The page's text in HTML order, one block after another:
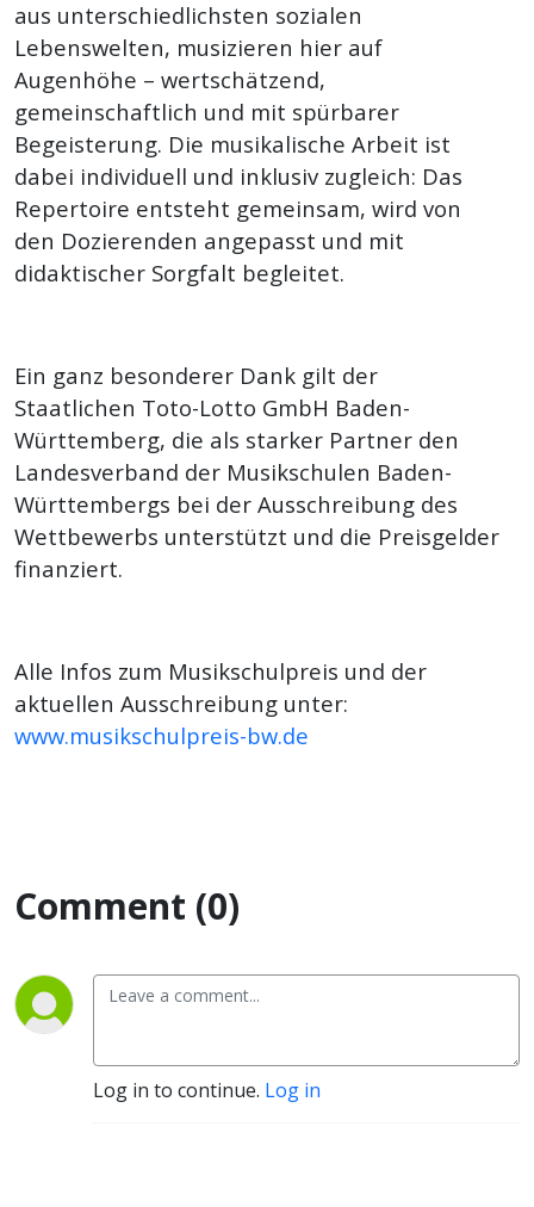
aus unterschiedlichsten sozialen
Lebenswelten, musizieren hier auf
Augenhöhe – wertschätzend,
gemeinschaftlich und mit spürbarer
Begeisterung. Die musikalische Arbeit ist
dabei individuell und inklusiv zugleich: Das
Repertoire entsteht gemeinsam, wird von
den Dozierenden angepasst und mit
didaktischer Sorgfalt begleitet.
Ein ganz besonderer Dank gilt der
Staatlichen Toto-Lotto GmbH Baden-
Württemberg, die als starker Partner den
Landesverband der Musikschulen Baden-
Württembergs bei der Ausschreibung des
Wettbewerbs unterstützt und die Preisgelder
finanziert.
Alle Infos zum Musikschulpreis und der
aktuellen Ausschreibung unter:
www.musikschulpreis-bw.de
Comment (0)
Log in to continue. Log in